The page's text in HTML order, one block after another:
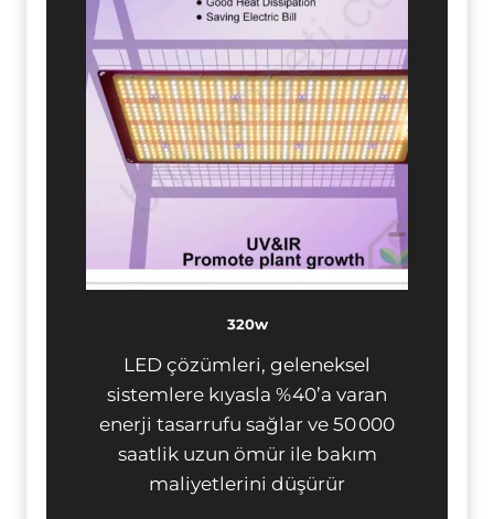
320w
LED çözümleri, geleneksel
sistemlere kıyasla %40’a varan
enerji tasarrufu sağlar ve 50 000
saatlik uzun ömür ile bakım
maliyetlerini düşürür